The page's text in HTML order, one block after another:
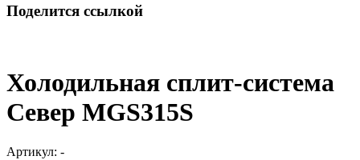
Поделится ссылкой
Холодильная сплит-система
Север MGS315S
Артикул: -